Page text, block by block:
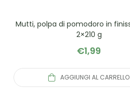
Mutti, polpa di pomodoro in
2×210 g
€1,99
AGGIUNGI AL CARRELLO